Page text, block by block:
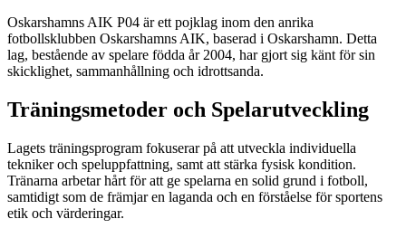
Oskarshamns AIK P04 är ett pojklag inom den anrika
fotbollsklubben Oskarshamns AIK, baserad i Oskarshamn. Detta
lag, bestående av spelare födda år 2004, har gjort sig känt för sin
skicklighet, sammanhållning och idrottsanda.
Träningsmetoder och Spelarutveckling
Lagets träningsprogram fokuserar på att utveckla individuella
tekniker och speluppfattning, samt att stärka fysisk kondition.
Tränarna arbetar hårt för att ge spelarna en solid grund i fotboll,
samtidigt som de främjar en laganda och en förståelse för sportens
etik och värderingar.